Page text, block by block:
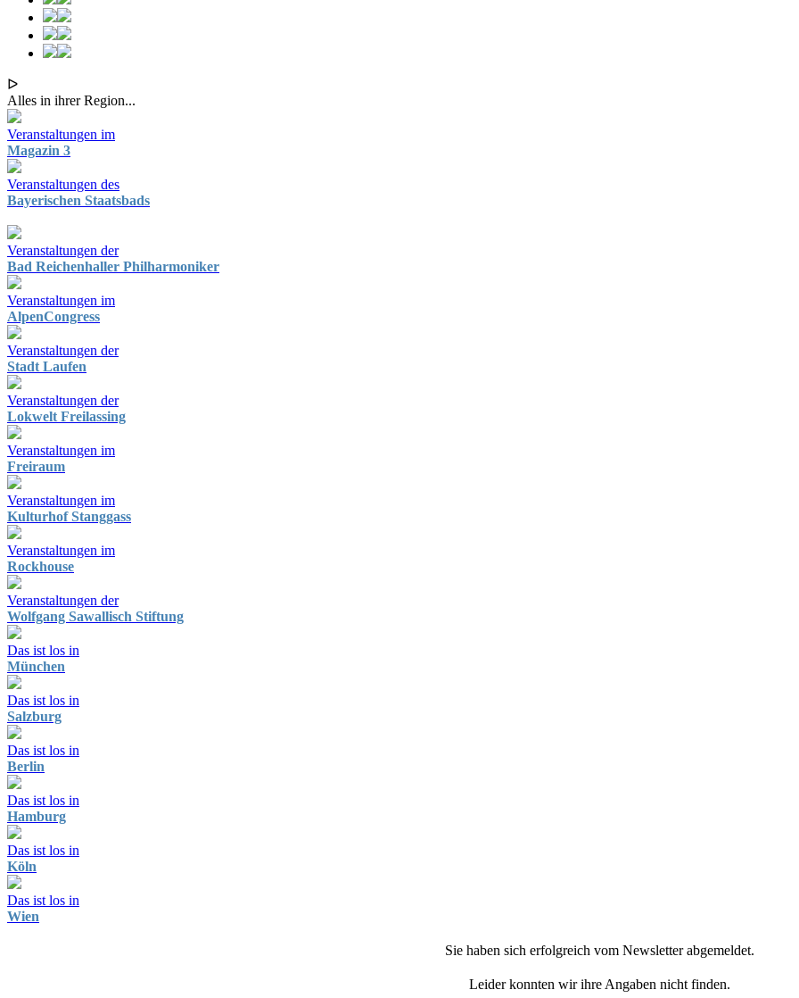
ᐅ
Alles in ihrer Region...
Veranstaltungen im
Magazin 3
Veranstaltungen des
Bayerischen Staatsbads
Veranstaltungen der
Bad Reichenhaller Philharmoniker
Veranstaltungen im
AlpenCongress
Veranstaltungen der
Stadt Laufen
Veranstaltungen der
Lokwelt Freilassing
Veranstaltungen im
Freiraum
Veranstaltungen im
Kulturhof Stanggass
Veranstaltungen im
Rockhouse
Veranstaltungen der
Wolfgang Sawallisch Stiftung
Das ist los in
München
Das ist los in
Salzburg
Das ist los in
Berlin
Das ist los in
Hamburg
Das ist los in
Köln
Das ist los in
Wien
Sie haben sich erfolgreich vom Newsletter abgemeldet.
Leider konnten wir ihre Angaben nicht finden.